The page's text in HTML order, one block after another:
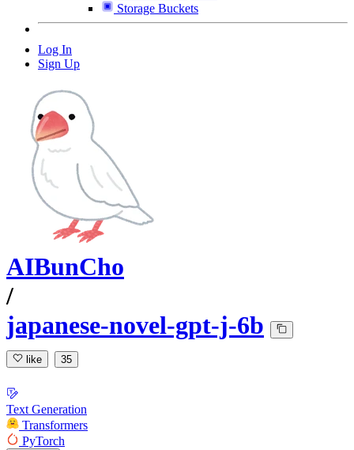
Storage Buckets
Log In
Sign Up
AIBunCho
/
japanese-novel-gpt-j-6b
like 35
Text Generation
Transformers
PyTorch